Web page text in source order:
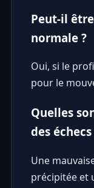
Peut-il
normale ?
Oui, si le
pour le
Quelles
des échecs
Une
précipitée et